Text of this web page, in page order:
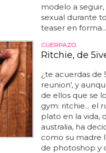
modelo a
sexual durante
teaser en forma...
CUERPAZO
Ritchie, de
¿te acuerdas de
reunion', y
de ellos que se
gym: ritchie... el
plato en la vida,
australia, ha
como su madre
de photoshop y